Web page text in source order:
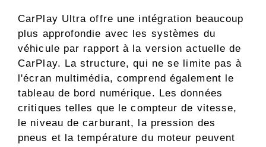
CarPlay Ultra offre une intégration beaucoup
plus approfondie avec les systèmes du
véhicule par rapport à la version actuelle de
CarPlay. La structure, qui ne se limite pas à
l'écran multimédia, comprend également le
tableau de bord numérique. Les données
critiques telles que le compteur de vitesse,
le niveau de carburant, la pression des
pneus et la température du moteur peuvent